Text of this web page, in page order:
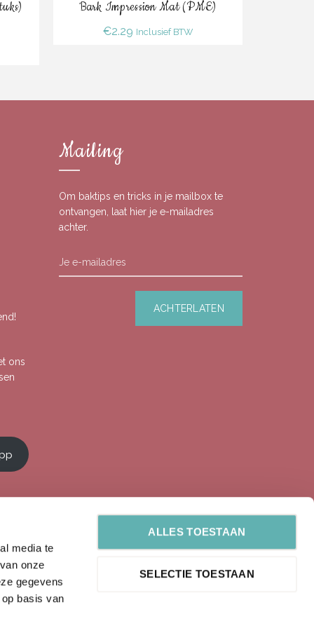
media te
onze
gegevens
basis van
ALLES TOESTAAN
SELECTIE TOESTAAN
Bark Impression Mat (PME)
€2.29 Inclusief BTW
ons
Mailing
Om baktips en tricks in je mailbox te
ontvangen, laat hier je e-mailadres
achter.